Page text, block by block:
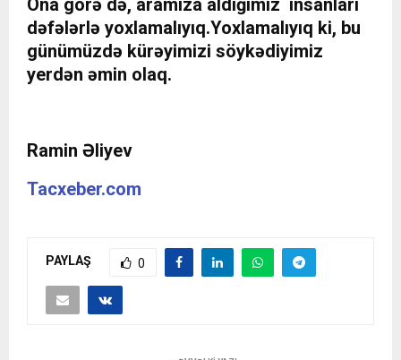
dəfələrlə yoxlamalıyıq.Yoxlamalıyıq ki, bu
günümüzdə kürəyimizi söykədiyimiz
yerdən əmin olaq.
Ramin Əliyev
Tacxeber.com
PAYLAŞ 0